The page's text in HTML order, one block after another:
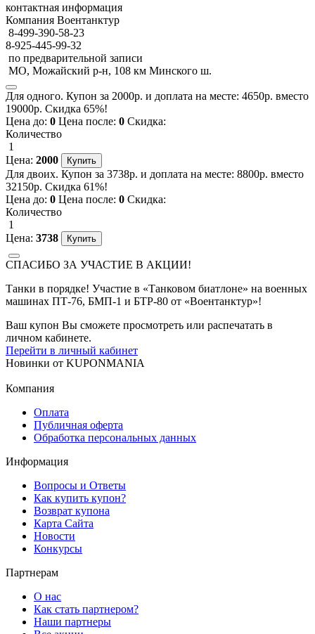
контактная информация
Компания Воентанктур
8-499-390-58-23
8-925-445-99-32
по предварительной записи
МО, Можайский р-н, 108 км Минского ш.
Для одного. Купон за 2000р. и доплата на месте: 4650р. вместо
19000р. Скидка 65%!
Цена до: 0 Цена после: 0 Скидка:
Количество
1
Цена: 2000
Для двоих. Купон за 3738р. и доплата на месте: 8800р. вместо
32150р. Скидка 61%!
Цена до: 0 Цена после: 0 Скидка:
Количество
1
Цена: 3738
СПАСИБО ЗА УЧАСТИЕ В АКЦИИ!
Танки в порядке! Участие в «Танковом биатлоне» на военных
машинах ПТ-76, БМП-1 и БТР-80 от «Воентанктур»!
Ваш купон Вы сможете просмотреть или распечатать в
личном кабинете.
Перейти в личный кабинет
Новинки от KUPONMANIA
Компания
Оплата
Публичная оферта
Обработка персональных данных
Информация
Вопросы и Ответы
Как купить купон?
Возврат купона
Карта Сайта
Новости
Конкурсы
Партнерам
О нас
Как стать партнером?
Наши партнеры